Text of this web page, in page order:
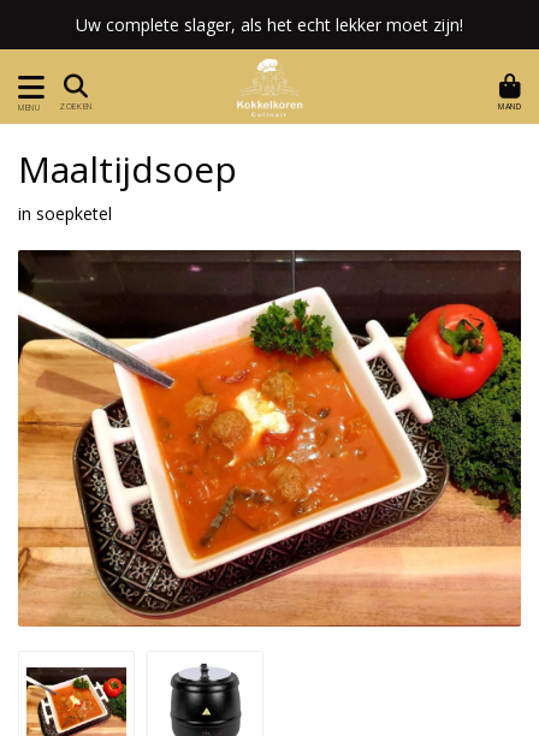
Uw complete slager, als het echt lekker moet zijn!
MENU ZOEKEN MAND
Maaltijdsoep
in soepketel